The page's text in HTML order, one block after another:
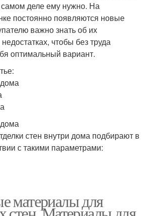
самом деле ему нужно. На
постоянно появляются новые
важно знать об их
чтобы без труда
оптимальный вариант.
стен внутри дома подбирают в
с такими параметрами:
материалы для